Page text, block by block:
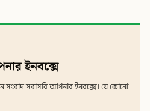
ইনবক্সে
সংবাদ সরাসরি আপনার ইনবক্সে। যে কোনো